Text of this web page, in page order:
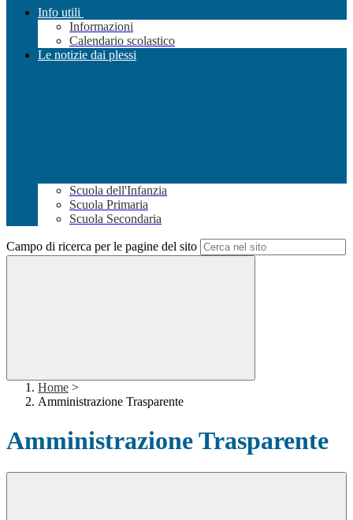
Info utili
Informazioni
Calendario scolastico
Le notizie dai plessi
Scuola dell'Infanzia
Scuola Primaria
Scuola Secondaria
Campo di ricerca per le pagine del sito
Home >
Amministrazione Trasparente
Amministrazione Trasparente